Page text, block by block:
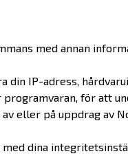
med annan
din IP-adress,
för att
eller på uppdrag av
dina